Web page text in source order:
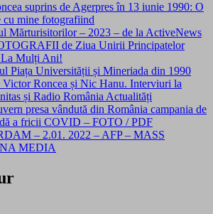
suprins de Agerpres în 13 iunie 1990: O
cu mine fotografiind
Mărturisitorilor – 2023 – de la ActiveNews
de Ziua Unirii Principatelor
La Mulți Ani!
Piața Universității și Mineriada din 1990
Victor Roncea și Nic Hanu. Interviuri la
și Radio România Actualități
presa vândută din România campania de
a fricii COVID – FOTO / PDF
– 2.01. 2022 – AFP – MASS
MEDIA